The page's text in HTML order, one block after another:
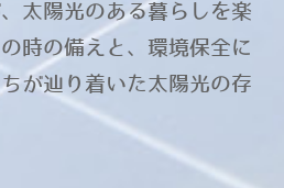
太陽光のある暮らしを楽
時の備えと、環境保全に
が辿り着いた太陽光の存